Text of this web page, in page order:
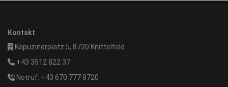
Kontakt
Kapuzinerplatz 5, 8720 Knittelfeld
+43 3512 822 37
Notruf: +43 670 777 8720